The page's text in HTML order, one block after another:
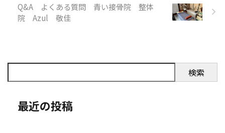
Q&A よくある質問 青い接骨院 整体
院 Azul 敬佳
検索
最近の投稿